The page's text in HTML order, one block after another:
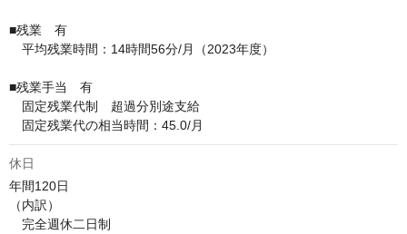
■残業　有
平均残業時間：14時間56分/月（2023年度）
■残業手当　有
固定残業代制　超過分別途支給
固定残業代の相当時間：45.0/月
休日
年間120日
（内訳）
完全週休二日制